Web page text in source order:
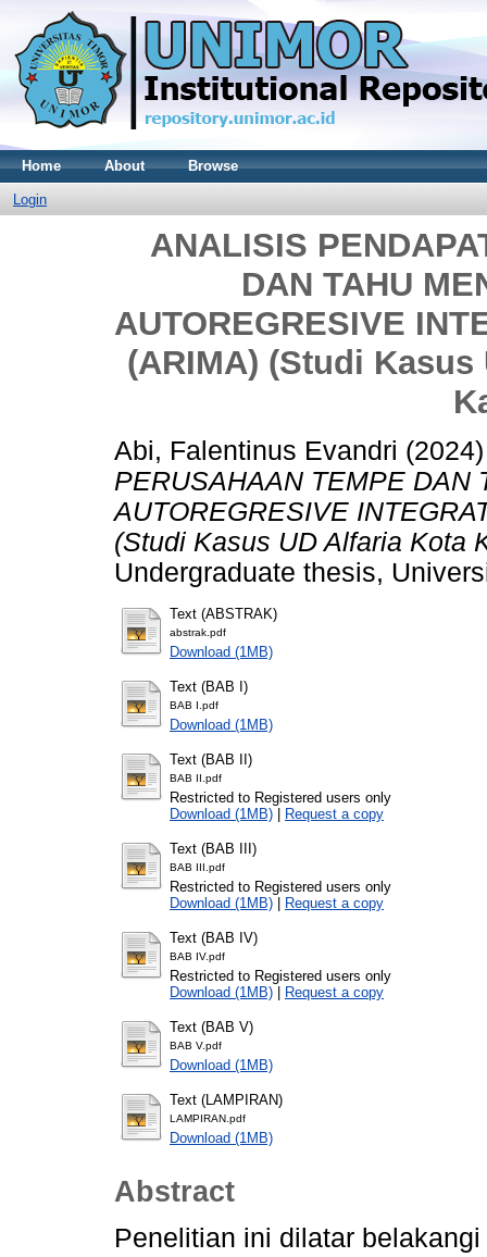
Home About Browse
Login
ANALISIS
DAN TAHU
AUTOREGRESIVE
(ARIMA) (Studi
Abi, Falentinus Evandri
PERUSAHAAN TEMPE DAN
AUTOREGRESIVE
(Studi Kasus UD Alfaria Kota
Undergraduate thesis,
Text (ABSTRAK)
abstrak.pdf
Download (1MB)
Text (BAB I)
BAB I.pdf
Download (1MB)
Text (BAB II)
BAB II.pdf
Restricted to Registered users only
Download (1MB) | Request a copy
Text (BAB III)
BAB III.pdf
Restricted to Registered users only
Download (1MB) | Request a copy
Text (BAB IV)
BAB IV.pdf
Restricted to Registered users only
Download (1MB) | Request a copy
Text (BAB V)
BAB V.pdf
Download (1MB)
Text (LAMPIRAN)
LAMPIRAN.pdf
Download (1MB)
Abstract
Penelitian ini dilatar